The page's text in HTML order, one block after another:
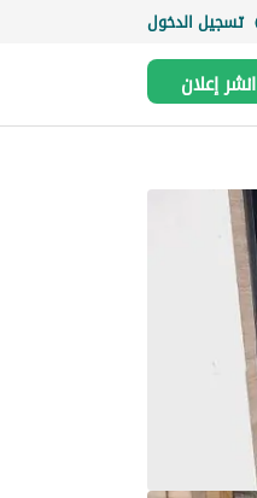
تسجيل الدخول
انشر إعلان